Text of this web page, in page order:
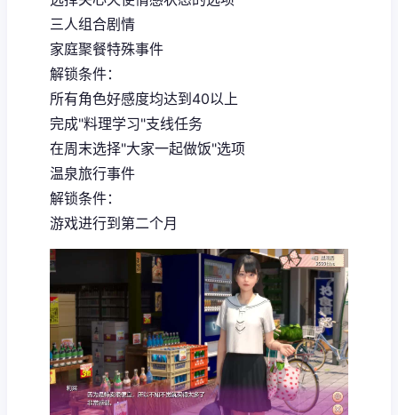
三人组合剧情
家庭聚餐特殊事件
解锁条件：
所有角色好感度均达到40以上
完成"料理学习"支线任务
在周末选择"大家一起做饭"选项
温泉旅行事件
解锁条件：
游戏进行到第二个月